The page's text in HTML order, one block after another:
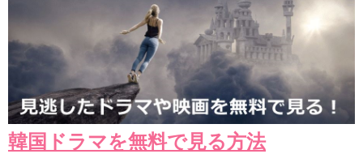
韓国ドラマを無料で見る方法